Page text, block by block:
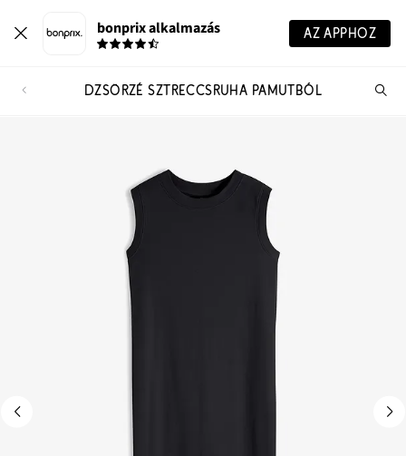
bonprix alkalmazás AZ APPHOZ
DZSÖRZÉ SZTRECCSRUHA PAMUTBÓL